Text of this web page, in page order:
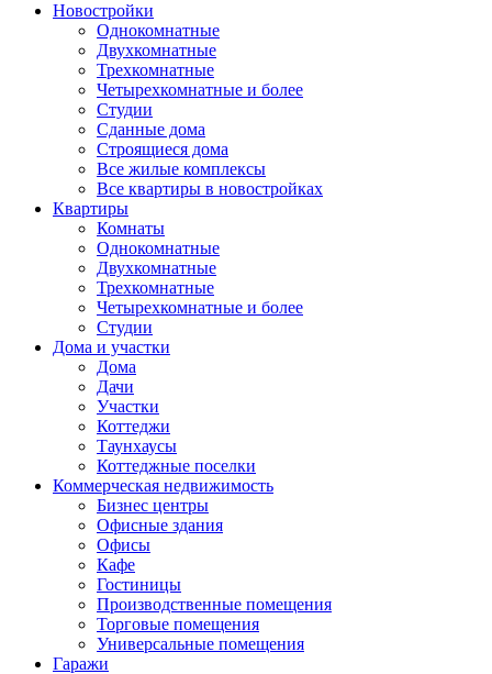
Новостройки
Однокомнатные
Двухкомнатные
Трехкомнатные
Четырехкомнатные и более
Студии
Сданные дома
Строящиеся дома
Все жилые комплексы
Все квартиры в новостройках
Квартиры
Комнаты
Однокомнатные
Двухкомнатные
Трехкомнатные
Четырехкомнатные и более
Студии
Дома и участки
Дома
Дачи
Участки
Коттеджи
Таунхаусы
Коттеджные поселки
Коммерческая недвижимость
Бизнес центры
Офисные здания
Офисы
Кафе
Гостиницы
Производственные помещения
Торговые помещения
Универсальные помещения
Гаражи